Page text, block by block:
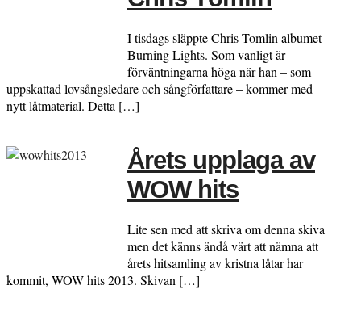
I tisdags släppte Chris Tomlin albumet
Burning Lights. Som vanligt är
förväntningarna höga när han – som
uppskattad lovsångsledare och sångförfattare – kommer med
nytt låtmaterial. Detta […]
Årets upplaga av
WOW hits
Lite sen med att skriva om denna skiva
men det känns ändå värt att nämna att
årets hitsamling av kristna låtar har
kommit, WOW hits 2013. Skivan […]